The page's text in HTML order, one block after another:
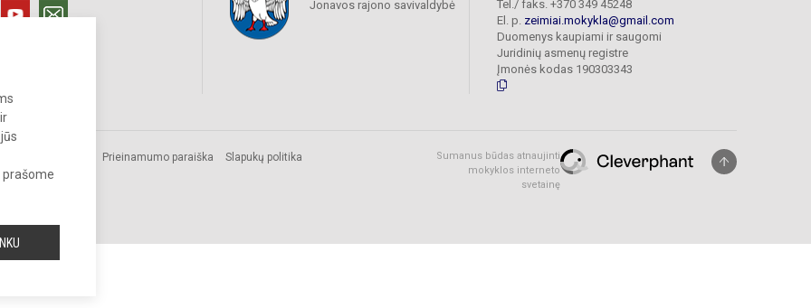
prašome
Jonavos rajono savivaldybė
Tel./ faks. +370 349 45248
El. p. zeimiai.mokykla@gmail.com
Duomenys kaupiami ir saugomi
Juridinių asmenų registre
Įmonės kodas 190303343
Prieinamumo paraiška Slapukų politika
Sumanus būdas atnaujinti
mokyklos interneto
svetainę